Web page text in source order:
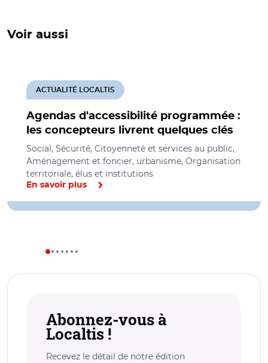
Voir aussi
Agendas d'accessibilité programmée :
les concepteurs livrent quelques clés
ACTUALITÉ LOCALTIS
Social, Sécurité, Citoyenneté et services au public,
Aménagement et foncier, urbanisme, Organisation
territoriale, élus et institutions
En savoir plus
Abonnez-vous à
Localtis !
Recevez le détail de notre édition